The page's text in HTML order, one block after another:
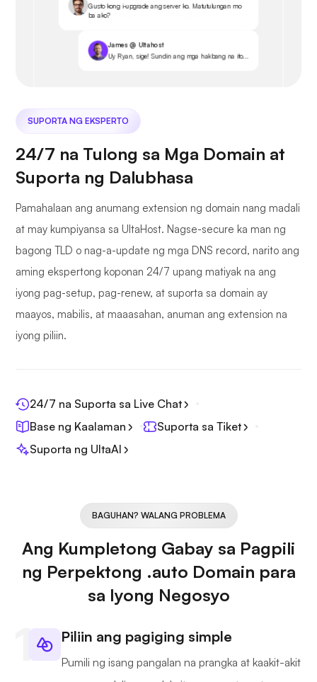
Gusto kong i-upgrade ang server ko. Matutulungan mo
ba ako?
James @ Ultahost
Uy Ryan, sige! Sundin ang mga hakbang na ito...
SUPORTA NG EKSPERTO
24/7 na Tulong sa Mga Domain at
Suporta ng Dalubhasa
Pamahalaan ang anumang extension ng domain nang madali
at may kumpiyansa sa UltaHost. Nagse-secure ka man ng
bagong TLD o nag-a-update ng mga DNS record, narito ang
aming ekspertong koponan 24/7 upang matiyak na ang
iyong pag-setup, pag-renew, at suporta sa domain ay
maayos, mabilis, at maaasahan, anuman ang extension na
iyong piliin.
24/7 na Suporta sa Live Chat
Base ng Kaalaman
Suporta sa Tiket
Suporta ng UltaAI
BAGUHAN? WALANG PROBLEMA
Ang Kumpletong Gabay sa Pagpili
ng Perpektong .auto Domain para
sa Iyong Negosyo
Piliin ang pagiging simple
Pumili ng isang pangalan na prangka at kaakit-akit